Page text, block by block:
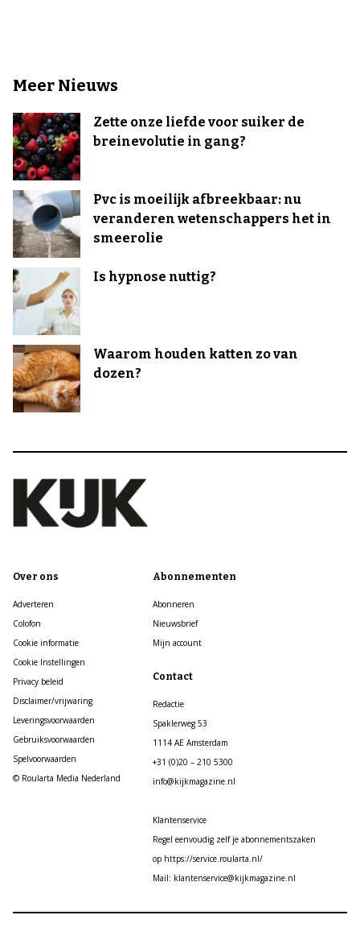
Meer Nieuws
Zette onze liefde voor suiker de
breinevolutie in gang?
Pvc is moeilijk afbreekbaar: nu
veranderen wetenschappers het in
smeerolie
Is hypnose nuttig?
Waarom houden katten zo van
dozen?
Over ons
Adverteren
Colofon
Cookie informatie
Cookie Instellingen
Privacy beleid
Disclaimer/vrijwaring
Leveringsvoorwaarden
Gebruiksvoorwaarden
Spelvoorwaarden
© Roularta Media Nederland
Abonnementen
Abonneren
Nieuwsbrief
Mijn account
Contact
Redactie
Spaklerweg 53
1114 AE Amsterdam
+31 (0)20 – 210 5300
info@kijkmagazine.nl
Klantenservice
Regel eenvoudig zelf je abonnementszaken
op https://service.roularta.nl/
Mail: klantenservice@kijkmagazine.nl